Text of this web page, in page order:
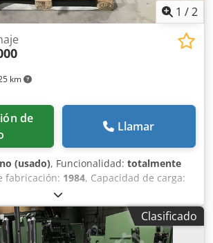
1 /2
km
Llamar
(usado), Funcionalidad: totalmente
fabricación: 1984, Capacidad de carga:
del plato del tambor: 1.000 mm
Diámetro exterior del collar: máx.
interior del collar: 240 - 560 mm Altura
mm
Clasificado